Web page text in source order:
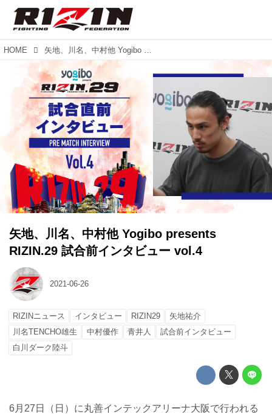
HOME 矢地、川名、中村他 Yogibo presents RIZIN.29 試合前インタビュー vol.4
矢地、川名、中村他 Yogibo presents
RIZIN.29 試合前インタビュー vol.4
2021-06-26
RIZINニュース インタビュー RIZIN29
矢地祐介
川名TENCHO雄生
中村優作 青井人
試合前インタビュー
白川ダーク陸斗
6月27日（日）に丸善インテックアリーナ大阪で行われる